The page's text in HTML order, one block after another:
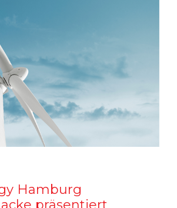
Hamburg
präsentiert